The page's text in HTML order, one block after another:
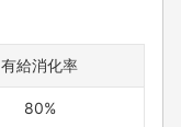
有給消化率
80%